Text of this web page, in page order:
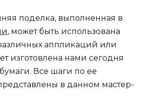
поделка, выполненная в
, может быть использована
аппликаций или
изготовлена нами сегодня
Все шаги по ее
в данном мастер-